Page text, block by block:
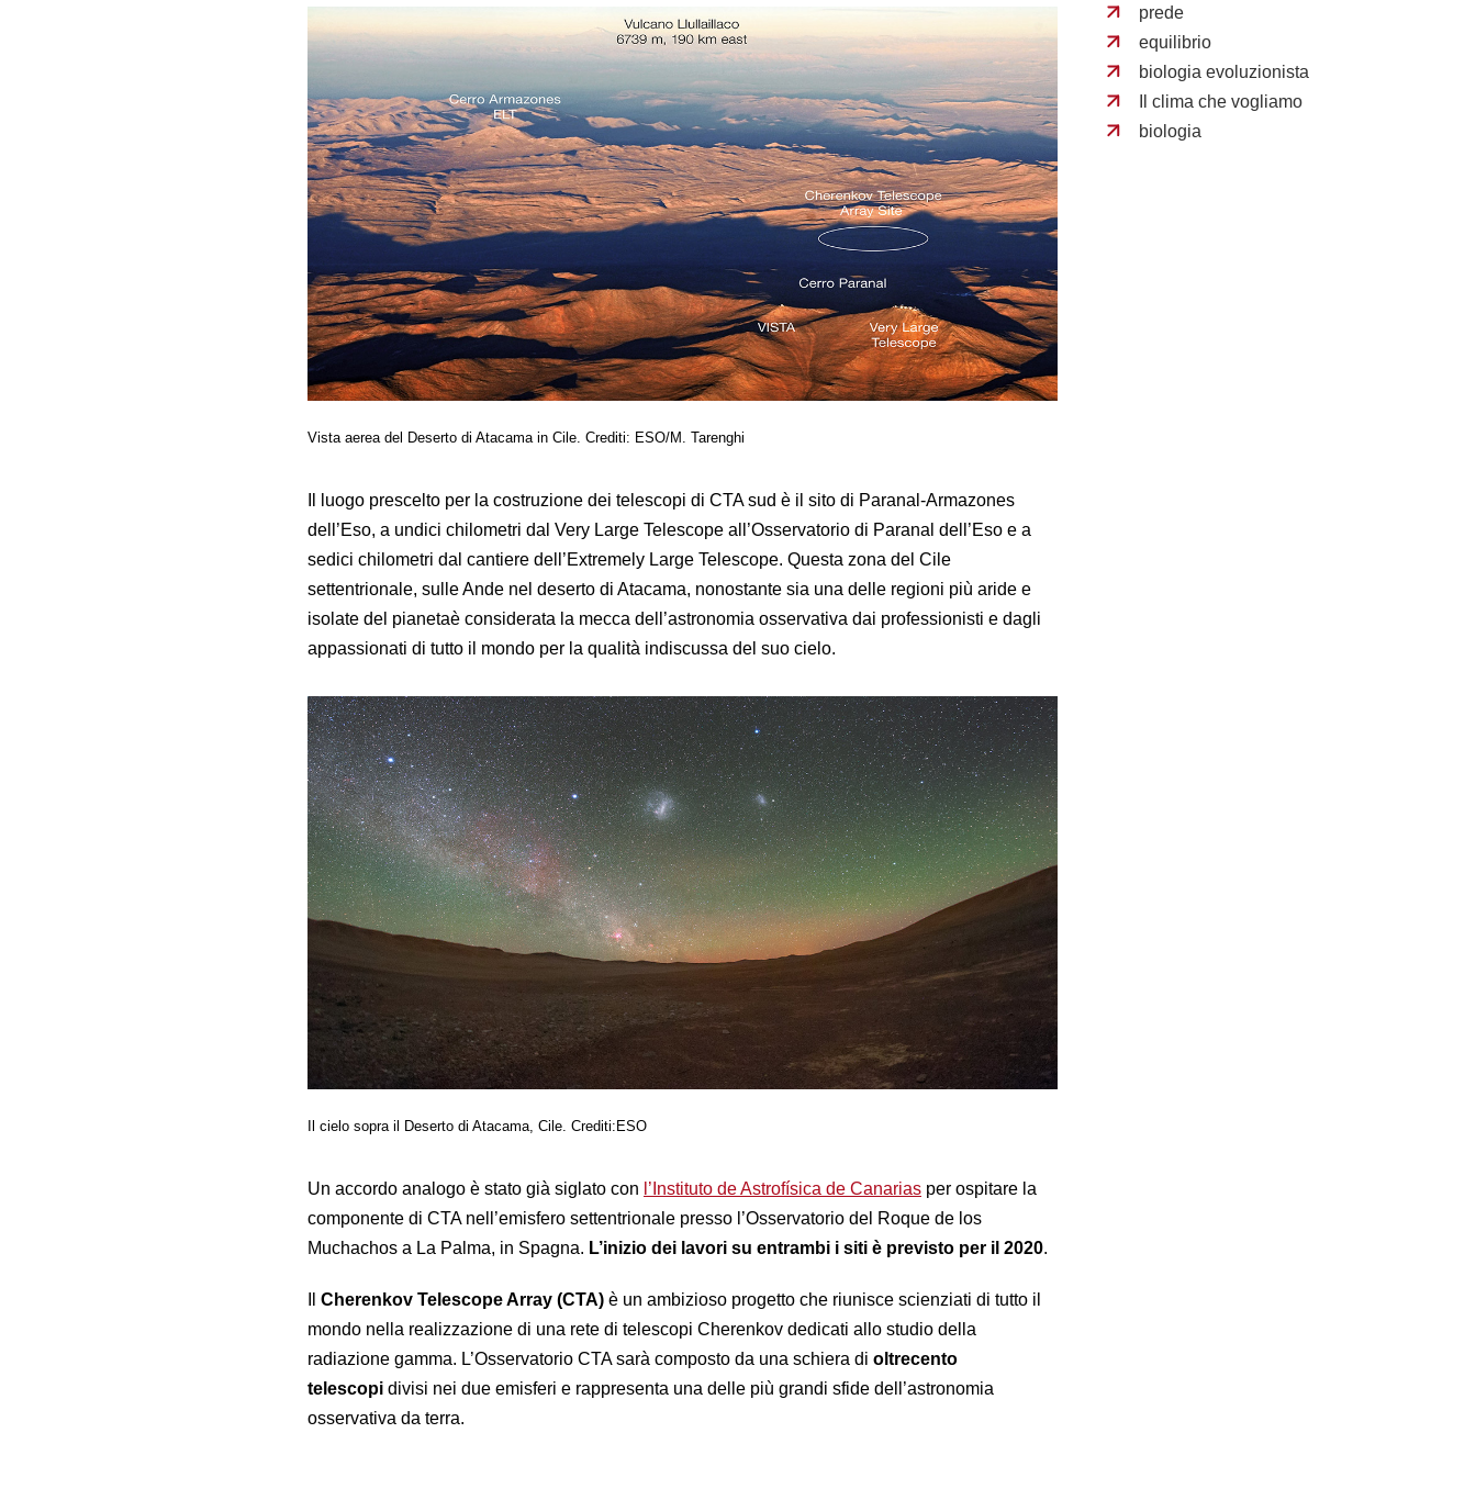
Vista aerea del Deserto di Atacama in Cile. Crediti: ESO/M. Tarenghi
Il luogo prescelto per la costruzione dei telescopi di CTA sud è il sito di Paranal-Armazones
dell’Eso, a undici chilometri dal Very Large Telescope all’Osservatorio di Paranal dell’Eso e a
sedici chilometri dal cantiere dell’Extremely Large Telescope. Questa zona del Cile
settentrionale, sulle Ande nel deserto di Atacama, nonostante sia una delle regioni più aride e
isolate del pianetaè considerata la mecca dell’astronomia osservativa dai professionisti e dagli
appassionati di tutto il mondo per la qualità indiscussa del suo cielo.
Il cielo sopra il Deserto di Atacama, Cile. Crediti:ESO
Un accordo analogo è stato già siglato con l’Instituto de Astrofísica de Canarias per ospitare la
componente di CTA nell’emisfero settentrionale presso l’Osservatorio del Roque de los
Muchachos a La Palma, in Spagna. L’inizio dei lavori su entrambi i siti è previsto per il 2020.
Cherenkov Telescope Array (CTA) è un ambizioso progetto che riunisce scienziati di tutto il
mondo nella realizzazione di una rete di telescopi Cherenkov dedicati allo studio della
radiazione gamma. L’Osservatorio CTA sarà composto da una schiera di oltrecento
telescopi divisi nei due emisferi e rappresenta una delle più grandi sfide dell’astronomia
osservativa da terra.
prede
equilibrio
biologia evoluzionista
Il clima che vogliamo
biologia